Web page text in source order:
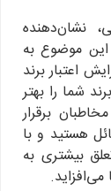
نشان‌دهنده
موضوع به
اعتبار برند
شما را بهتر
برقرار
هستید و با
بیشتری به